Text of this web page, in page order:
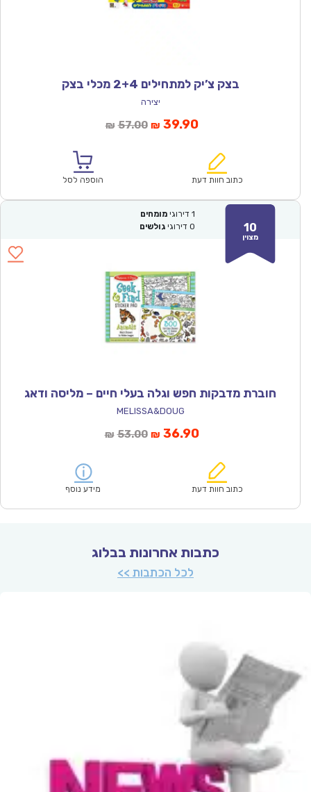
בצק צ’יק למתחילים 2+4 מכלי בצק
יצירה
₪ 57.00המחיר
₪57.00.
₪ 39.90המחיר
הוא:
כתוב חוות דעת הוספה לסל
10
מצוין
1 דירוגי מומחים
0 דירוגי גולשים
חוברת מדבקות חפש וגלה בעלי חיים – מליסה ודאג
MELISSA&DOUG
₪ 53.00המחיר
₪53.00.
₪ 36.90המחיר
הוא:
כתוב חוות דעת מידע נוסף
כתבות אחרונות בבלוג
לכל הכתבות >>